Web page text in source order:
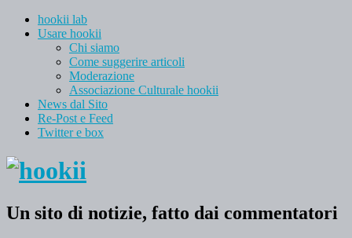
hookii lab
Usare hookii
Chi siamo
Come suggerire articoli
Moderazione
Associazione Culturale hookii
News dal Sito
Re-Post e Feed
Twitter e box
Un sito di notizie, fatto dai commentatori